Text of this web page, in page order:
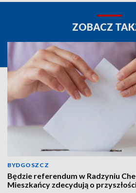
ZOBACZ
BYDGOSZCZ
Będzie referendum w Radzyniu
Mieszkańcy zdecydują o